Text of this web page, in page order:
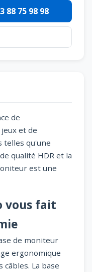
88 75 98 98
de
et de
telles qu'une
qualité HDR et la
est une
vous fait
de moniteur
ergonomique
La base